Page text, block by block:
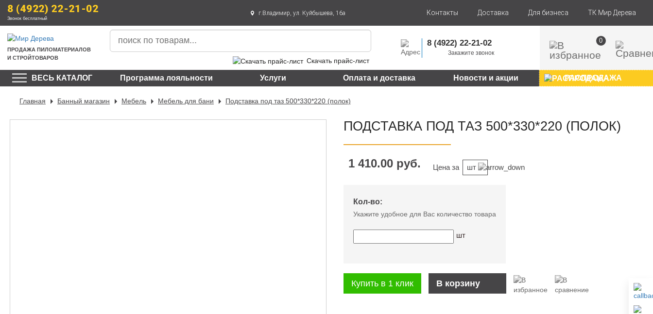
8 (4922) 22-21-02
Звонок бесплатный
г.Владимир, ул. Куйбышева, 16а Контакты Доставка Для бизнеса ТК Мир Дерева
ПРОДАЖА ПИЛОМАТЕРИАЛОВ
И СТРОЙТОВАРОВ
Скачать прайс-лист
8 (4922) 22-21-02
Закажите звонок
0
ВЕСЬ КАТАЛОГ Программа лояльности Услуги Оплата и доставка Новости и акции РАСПРОДАЖА
Главная Банный магазин Мебель Мебель для бани Подставка под таз 500*330*220 (полок)
ПОДСТАВКА ПОД ТАЗ 500*330*220 (ПОЛОК)
1 410.00 руб. Цена за шт
Кол-во:
Укажите удобное для Вас количество товара
шт
В корзину
Купить в 1 клик